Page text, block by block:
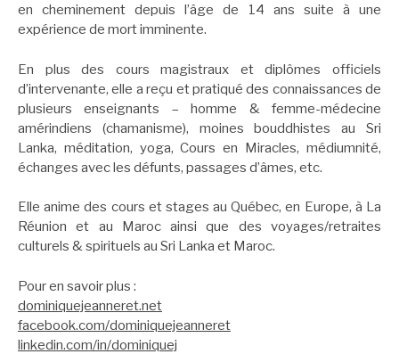
en cheminement depuis l’âge de 14 ans suite à une
expérience de mort imminente.
En plus des cours magistraux et diplômes officiels
d’intervenante, elle a reçu et pratiqué des connaissances de
plusieurs enseignants – homme & femme-médecine
amérindiens (chamanisme), moines bouddhistes au Sri
Lanka, méditation, yoga, Cours en Miracles, médiumnité,
échanges avec les défunts, passages d’âmes, etc.
Elle anime des cours et stages au Québec, en Europe, à La
Réunion et au Maroc ainsi que des voyages/retraites
culturels & spirituels au Sri Lanka et Maroc.
Pour en savoir plus :
dominiquejeanneret.net
facebook.com/dominiquejeanneret
linkedin.com/in/dominiquej